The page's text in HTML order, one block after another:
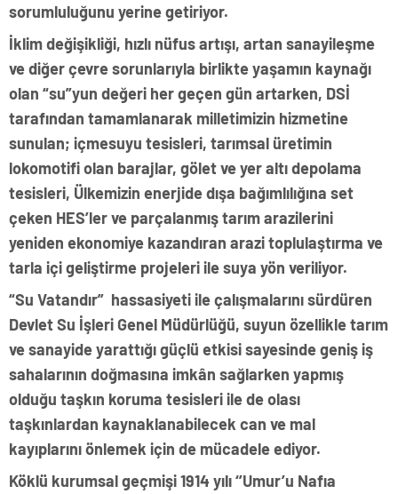
sorumluluğunu yerine getiriyor.
İklim değişikliği, hızlı nüfus artışı, artan sanayileşme
ve diğer çevre sorunlarıyla birlikte yaşamın kaynağı
olan “su”yun değeri her geçen gün artarken, DSİ
tarafından tamamlanarak milletimizin hizmetine
sunulan; içmesuyu tesisleri, tarımsal üretimin
lokomotifi olan barajlar, gölet ve yer altı depolama
tesisleri, Ülkemizin enerjide dışa bağımlılığına set
çeken HES’ler ve parçalanmış tarım arazilerini
yeniden ekonomiye kazandıran arazi toplulaştırma ve
tarla içi geliştirme projeleri ile suya yön veriliyor.
“Su Vatandır” hassasiyeti ile çalışmalarını sürdüren
Devlet Su İşleri Genel Müdürlüğü, suyun özellikle tarım
ve sanayide yarattığı güçlü etkisi sayesinde geniş iş
sahalarının doğmasına imkân sağlarken yapmış
olduğu taşkın koruma tesisleri ile de olası
taşkınlardan kaynaklanabilecek can ve mal
kayıplarını önlemek için de mücadele ediyor.
Köklü kurumsal geçmişi 1914 yılı ‘’Umur’u Nafıa